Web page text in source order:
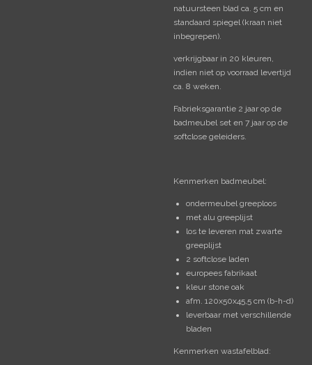
natuursteen blad ca. 5 cm en
standaard spiegel (kraan niet
inbegrepen).
verkrijgbaar in 20 kleuren,
indien niet op voorraad levertijd
ca. 8 weken.
Fabrieksgarantie 2 jaar op de
badmeubel set en 7 jaar op de
softclose geleiders.
Kenmerken badmeubel:
ondermeubel greeploos
met alu greeplijst
los te leveren mat zwarte
greeplijst
2 softclose laden
europees fabrikaat
kleur stone oak
afm. 120x50x45,5 cm (b-h-d)
leverbaar met verschillende
bladen
Kenmerken wastafelblad: